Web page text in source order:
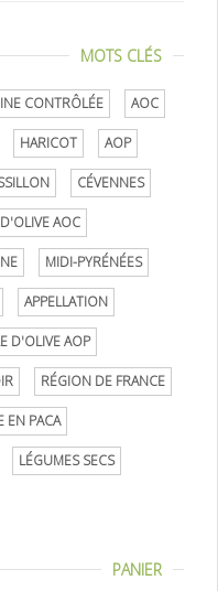
MOTS CLÉS
CONTRÔLÉE AOC
HARICOT AOP
CÉVENNES
AOC
MIDI-PYRÉNÉES
APPELLATION
D'OLIVE AOP
RÉGION DE FRANCE
EN PACA
LÉGUMES SECS
PANIER